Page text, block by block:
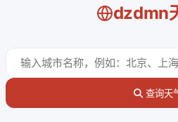
dzdmn
查询天